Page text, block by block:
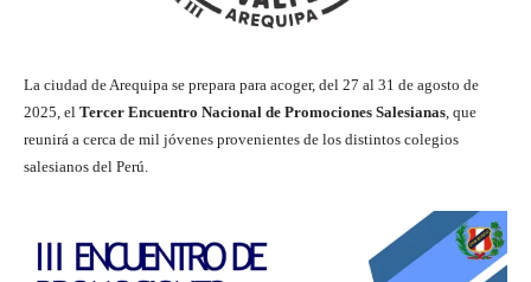
La ciudad de Arequipa se prepara para acoger, del 27 al 31 de agosto de
2025, el Tercer Encuentro Nacional de Promociones Salesianas, que
reunirá a cerca de mil jóvenes provenientes de los distintos colegios
salesianos del Perú.